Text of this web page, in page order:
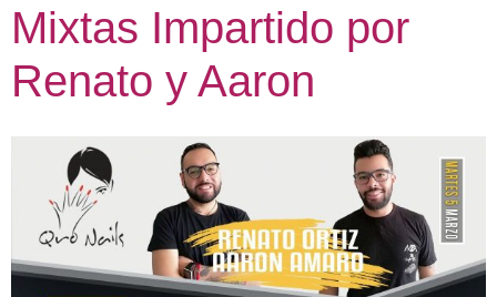
Mixtas Impartido por
Renato y Aaron